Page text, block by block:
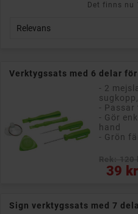
Det finns nu
Relevans
Verktygssats med 6 delar
- 2
- Passar
- Gör
hand
- Grön
39 kr
Pris
Sign verktygssats med 7